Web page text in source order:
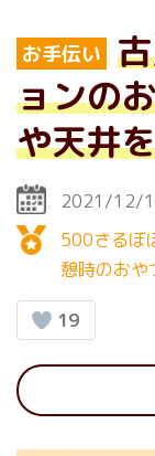
お手伝い
ョンの
や天井
2021/12/
500さるぼ
憩時のお
19